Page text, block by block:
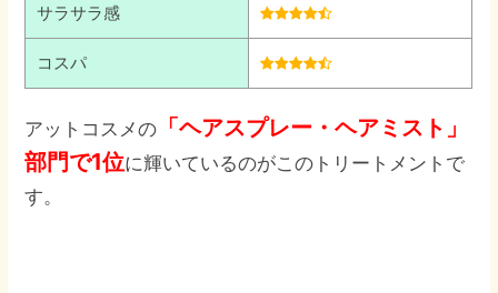
サラサラ感
コスパ
アットコスメの 「ヘアスプレー・ヘアミスト」
部門で1位に輝いているのがこのトリートメントで
す。